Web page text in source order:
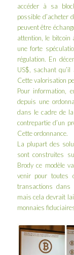
accéder à sa
possible d’acheter
peuvent être
attention, le
une forte
régulation. En
US$, sachant
Cette valorisation
Pour information,
depuis une
dans le cadre de
contrepartie d’un
Cette ordonnance.
La plupart des
sont construites
Brody ce modèle
venir pour toutes
transactions dans
mais cela devrait
monnaies